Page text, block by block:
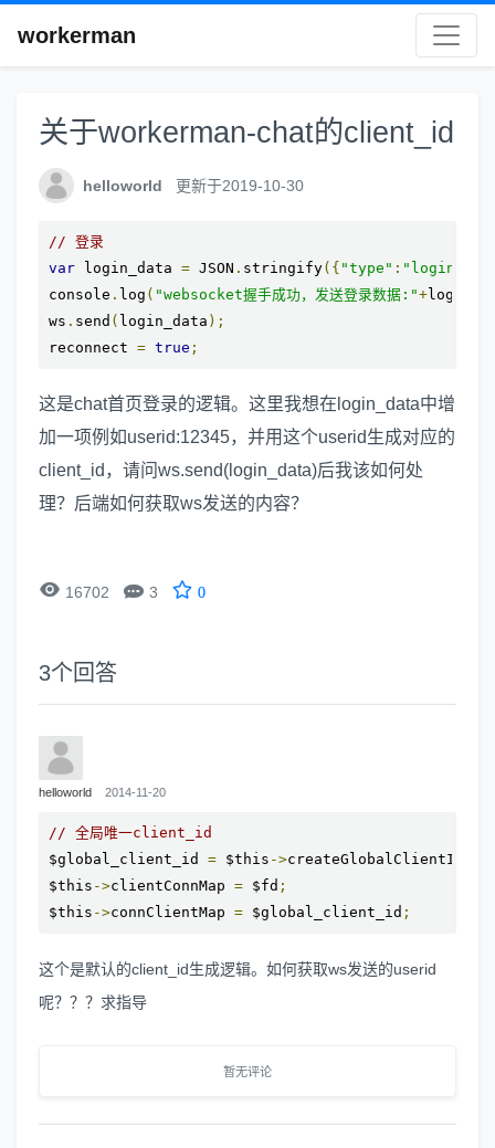
workerman
关于workerman-chat的client_id
helloworld 更新于2019-10-30
// 登录
var login_data = JSON . stringify({ "type" : "login"
console . log ( "websocket握手成功，发送登录数据:"+
ws . send ( login_data );
reconnect = true ;
这是chat首页登录的逻辑。这里我想在login_data中增
加一项例如userid:12345，并用这个userid生成对应的
client_id，请问ws.send(login_data)后我该如何处
理？后端如何获取ws发送的内容？
 16702  3 0
3个回答
helloworld 2014-11-20
// 全局唯一client_id
$global_client_id = $this ->createGlobalClientId
$this ->clientConnMap = $fd ;
$this ->connClientMap = $global_client_id ;
这个是默认的client_id生成逻辑。如何获取ws发送的userid
呢？？？求指导
暂无评论